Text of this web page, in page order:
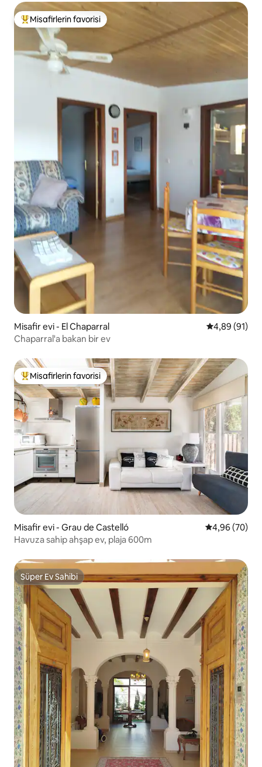
Misafirlerin favorilerinden en beğenilenler arasında
Misafirlerin favorisi
Misafir evi - El Chaparral 5 üzerinden
4,89 (91)
Chaparral'a bakan bir ev
Misafirlerin favorilerinden en beğenilenler arasında
Misafirlerin favorisi
Misafir evi - Grau de Castelló 5 üzerinden
4,96 (70)
Havuza sahip ahşap ev, plaja 600m
Süper Ev Sahibi
Süper Ev Sahibi